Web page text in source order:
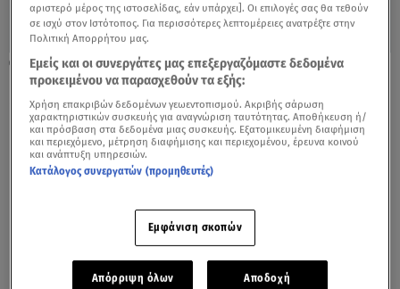
07.11.22, 18:00
Ducatiι Diavel V4: Με κινητήρα που την
κάνει...πύραυλο
αριστερό μέρος της ιστοσελίδας, εάν υπάρχει]. Οι επιλογές σας θα τεθούν
σε ισχύ στον Ιστότοπος. Για περισσότερες λεπτομέρειες ανατρέξτε στην
Πολιτική Απορρήτου μας.
Εμείς και οι συνεργάτες μας επεξεργαζόμαστε δεδομένα
προκειμένου να παρασχεθούν τα εξής:
Χρήση επακριβών δεδομένων γεωεντοπισμού. Ακριβής σάρωση
χαρακτηριστικών συσκευής για αναγνώριση ταυτότητας. Αποθήκευση ή/
και πρόσβαση στα δεδομένα μιας συσκευής. Εξατομικευμένη διαφήμιση
και περιεχόμενο, μέτρηση διαφήμισης και περιεχομένου, έρευνα κοινού
και ανάπτυξη υπηρεσιών.
Κατάλογος συνεργατών (προμηθευτές)
Εμφάνιση σκοπών
Απόρριψη όλων Αποδοχή